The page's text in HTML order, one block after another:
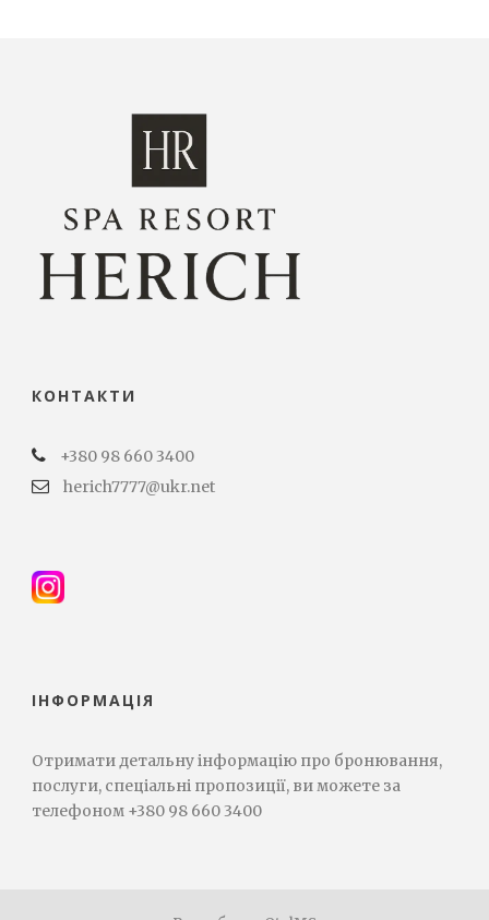
КОНТАКТИ
+380 98 660 3400
herich7777@ukr.net
ІНФОРМАЦІЯ
Отримати детальну інформацію про бронювання,
послуги, спеціальні пропозиції, ви можете за
телефоном +380 98 660 3400